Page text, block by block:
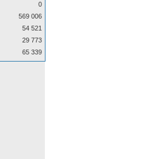
0
569 006
54 521
29 773
65 339